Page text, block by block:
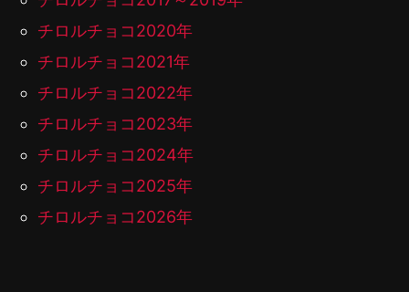
チロルチョコ2020年
チロルチョコ2021年
チロルチョコ2022年
チロルチョコ2023年
チロルチョコ2024年
チロルチョコ2025年
チロルチョコ2026年